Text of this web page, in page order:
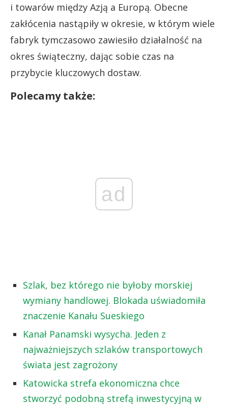
i towarów między Azją a Europą. Obecne
zakłócenia nastąpiły w okresie, w którym wiele
fabryk tymczasowo zawiesiło działalność na
okres świąteczny, dając sobie czas na
przybycie kluczowych dostaw.
Polecamy także:
ad
Szlak, bez którego nie byłoby morskiej
wymiany handlowej. Blokada uświadomiła
znaczenie Kanału Sueskiego
Kanał Panamski wysycha. Jeden z
najważniejszych szlaków transportowych
świata jest zagrożony
Katowicka strefa ekonomiczna chce
stworzyć podobną strefą inwestycyjną w